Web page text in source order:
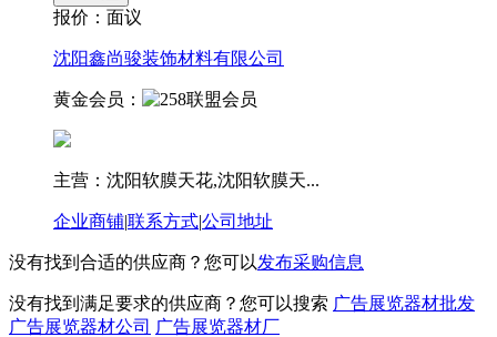
报价： 面议
沈阳鑫尚骏装饰材料有限公司
黄金会员：
主营：沈阳软膜天花,沈阳软膜天...
企业商铺|联系方式|公司地址
没有找到合适的供应商？您可以发布采购信息
没有找到满足要求的供应商？您可以搜索 广告展览器材批发
广告展览器材公司 广告展览器材厂